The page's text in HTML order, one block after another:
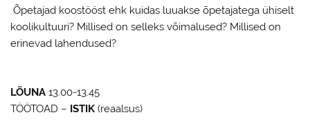
Õpetajad koostööst ehk kuidas luuakse õpetajatega ühiselt
koolikultuuri? Millised on selleks võimalused? Millised on
erinevad lahendused?
LÕUNA13.00-13.45
TÖÖTOAD – ISTIK(reaalsus)